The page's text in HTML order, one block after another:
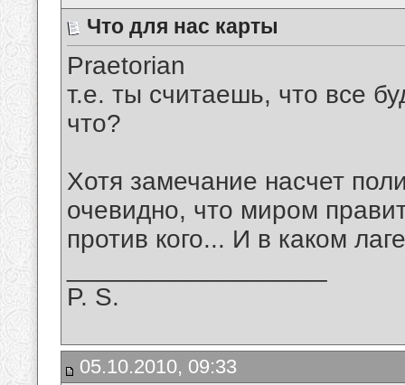
Что для нас карты
Praetorian
т.е. ты считаешь, что все
что?
Хотя замечание насчет
очевидно, что миром
против кого... И в каком
P. S.
05.10.2010, 09:33